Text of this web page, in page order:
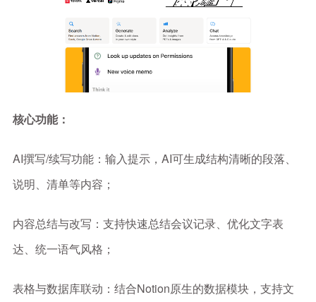
核心功能：
AI撰写/续写功能：输入提示，AI可生成结构清晰的段落、
说明、清单等内容；
内容总结与改写：支持快速总结会议记录、优化文字表
达、统一语气风格；
表格与数据库联动：结合Notion原生的数据模块，支持文